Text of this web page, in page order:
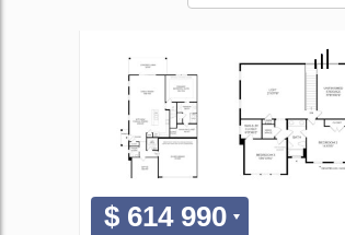
$ 614 990